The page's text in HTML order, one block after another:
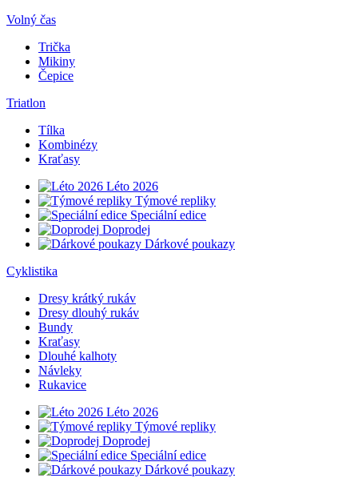
Volný čas
Trička
Mikiny
Čepice
Triatlon
Tílka
Kombinézy
Kraťasy
Léto 2026
Týmové repliky
Speciální edice
Doprodej
Dárkové poukazy
Cyklistika
Dresy krátký rukáv
Dresy dlouhý rukáv
Bundy
Kraťasy
Dlouhé kalhoty
Návleky
Rukavice
Léto 2026
Týmové repliky
Doprodej
Speciální edice
Dárkové poukazy